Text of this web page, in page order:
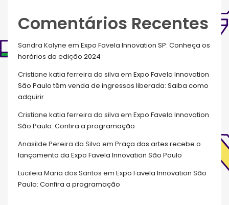
Comentários Recentes
Sandra Kalyne em Expo Favela Innovation SP: Conheça os
horários da edição 2024
Cristiane katia ferreira da silva em Expo Favela Innovation
São Paulo têm venda de ingressos liberada: Saiba como
adquirir
Cristiane katia ferreira da silva em Expo Favela Innovation
São Paulo: Confira a programação
Anasilde Pereira da Silva em Praça das artes recebe o
lançamento da Expo Favela Innovation São Paulo
Lucileia Maria dos Santos em Expo Favela Innovation São
Paulo: Confira a programação